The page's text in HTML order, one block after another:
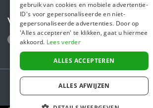
Volg ons
Secure payments powered by
gebruik van cookies en mobiele advertentie-
ID's voor gepersonaliseerde en niet-
gepersonaliseerde advertenties. Door op
'Alles accepteren' te klikken, gaat u hiermee
akkoord. Lees verder
ALLES ACCEPTEREN
ALLES AFWIJZEN